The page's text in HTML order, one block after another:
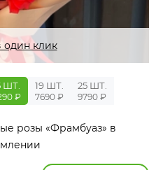
один клик
ШТ.
₽
19 ШТ.
7690 ₽
25 ШТ.
9790 ₽
розы «Фрамбуаз» в